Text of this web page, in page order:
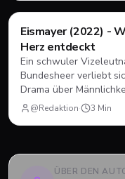
Filme & Serien
Eismayer (2022) -
Herz entdeckt
Ein schwuler
Bundesheer verliebt
Drama über
sein.@Redaktion· 3 Min
ÜBER DEN